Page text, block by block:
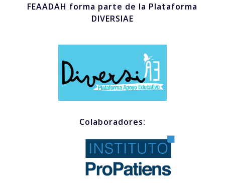
FEAADAH forma parte de la Plataforma
DIVERSIAE
Colaboradores: